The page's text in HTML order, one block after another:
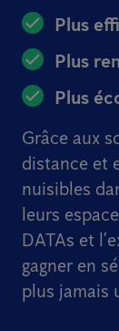
Plus
Plus
Plus
Grâce aux
distance et
nuisibles
leurs
DATAs et
gagner en
plus jamais